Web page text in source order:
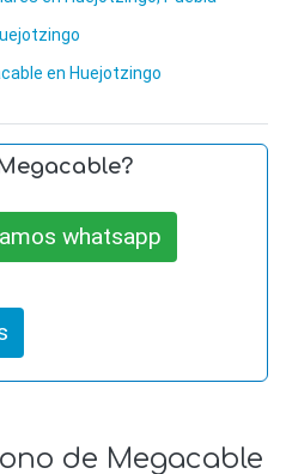
en Huejotzingo
whatsapp
de Megacable